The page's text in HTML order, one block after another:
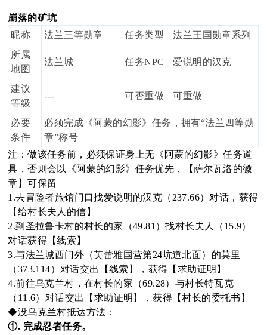
sc
uz
!
B
oa
rd
崩落的矿坑
昵称
法兰三等勋章 任务类型
法兰王国勋章系列
所属
地图
法兰城 任务NPC 爱说明的汉克
建议
等级
--- 可否重做 可重做
必要
条件
必须完成《阿蒙的幻影》任务，拥有“法兰四等勋
章”称号
注：做该任务前，必须保证身上无《阿蒙的幻影》任务道
具，否则会以《阿蒙的幻影》任务优先，【萨尔瓦洛的徽
章】可保留
1.去冒险者旅馆门口找爱说明的汉克（237.66）对话，获得
【给村长夫人的信】
2.到圣拉鲁卡村的村长的家（49.81）找村长夫人（15.9）
对话获得【线索】
3.与法兰城西门外（芙蕾雅国营第24坑道北面）的莫里
（373.114）对话交出【线索】，获得【求助证明】
4.前往乌克兰村，在村长的家（69.28）与村长特瓦克
（11.6）对话交出【求助证明】，获得【村长的委托书】
◆没乌克兰村抵达方法：
①. 完成忍者任务。